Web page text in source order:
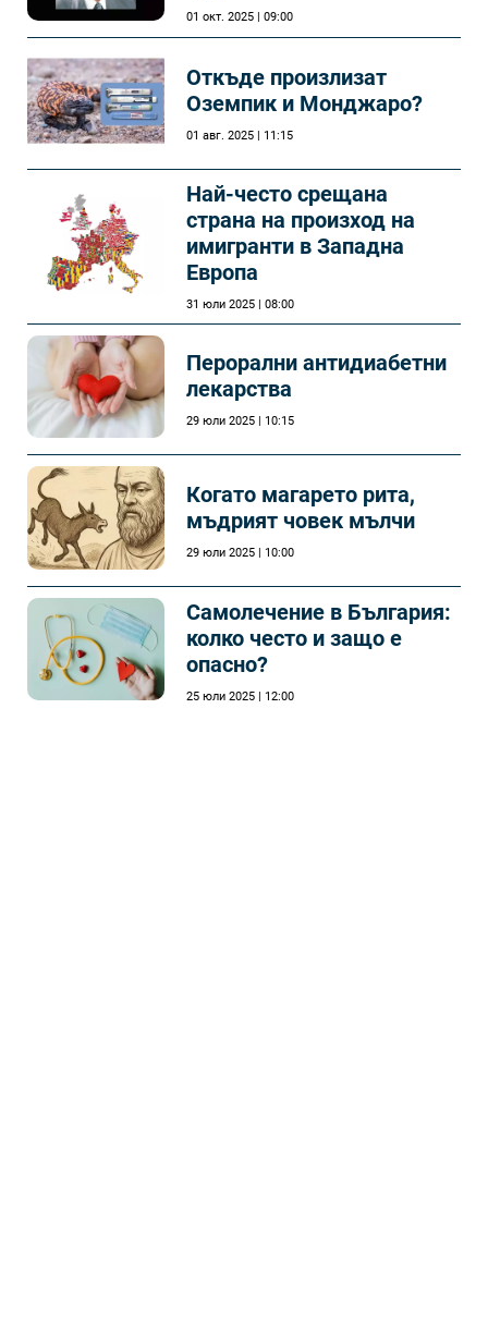
01 окт. 2025 | 09:00
Откъде произлизат
Оземпик и Монджаро?
01 авг. 2025 | 11:15
Най-често срещана
страна на произход на
имигранти в Западна
Европа
31 юли 2025 | 08:00
Перорални антидиабетни
лекарства
29 юли 2025 | 10:15
Когато магарето рита,
мъдрият човек мълчи
29 юли 2025 | 10:00
Самолечeние в България:
колко често и защо е
опасно?
25 юли 2025 | 12:00